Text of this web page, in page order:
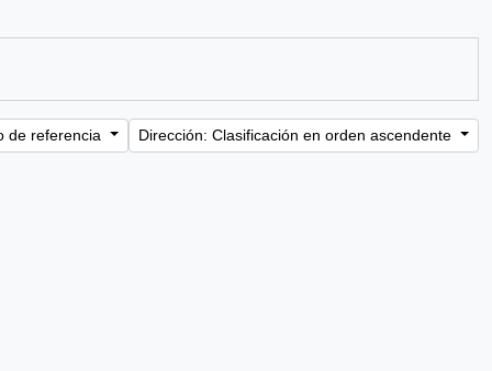
de referencia Dirección: Clasificación en orden ascendente